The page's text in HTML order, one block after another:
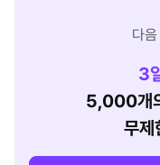
다
3
5,000개
무제